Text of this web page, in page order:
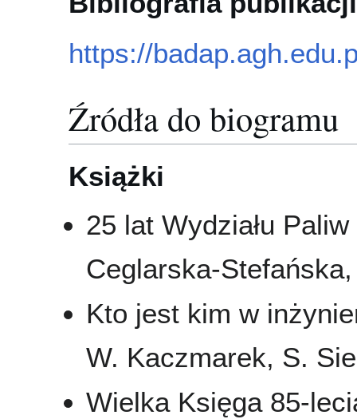
https://
Źródła do biogramu
Książki
25 lat Wydziału
Ceglarska-
Kto jest kim w
W. Kaczmarek, S.
Wielka Księga 85-